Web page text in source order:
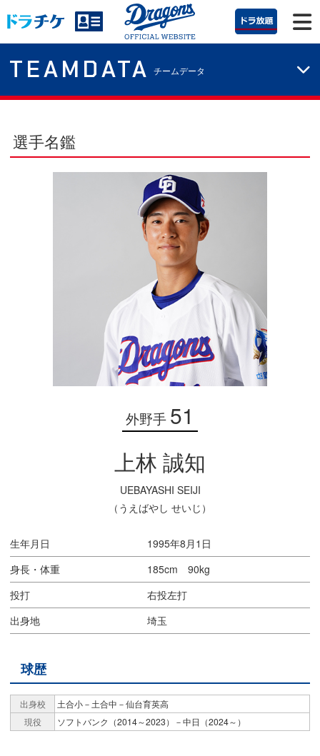
TEAMDATA チームデータ
選手名鑑
外野手 51
上林 誠知
UEBAYASHI SEIJI
（うえばやし せいじ）
生年月日
1995年8月1日
身長・体重
185cm 90kg
投打
右投左打
出身地
埼玉
球歴
出身校
土合小－土合中－仙台育英高
現役
ソフトバンク（2014～2023）－中日（2024～）